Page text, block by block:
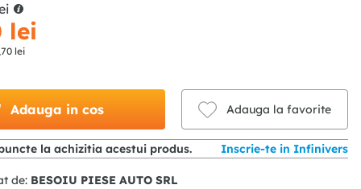
lei
70 lei
Adauga in cos Adauga la favorite
la achizitia acestui produs. Inscrie-te in Infinivers
de: BESOIU PIESE AUTO SRL